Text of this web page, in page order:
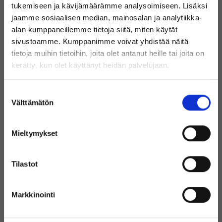
tukemiseen ja kävijämäärämme analysoimiseen. Lisäksi
jaamme sosiaalisen median, mainosalan ja analytiikka-
alan kumppaneillemme tietoja siitä, miten käytät
sivustoamme. Kumppanimme voivat yhdistää näitä
tietoja muihin tietoihin, joita olet antanut heille tai joita on
kerätty, kun olet käyttänyt heidän palvelujaan.
valinta
Välttämätön
Mieltymykset
Tilastot
Markkinointi
Valikoimastamme löydät
huippubrändien tuotteita edulliseen
hintaan!
Käytetyt IT-laitteet laajasta
valikoimasta
Tervetuloa Inregon verkkokauppaan!